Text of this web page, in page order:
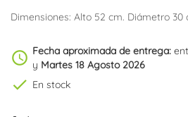
Dimensiones: Alto 52 cm. Diámetro 30
schedule Fecha aproximada de entrega:
y Martes 18 Agosto 2026
check En stock